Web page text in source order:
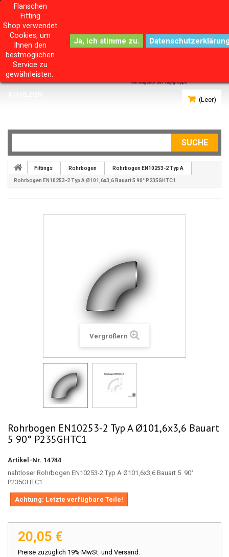
(Leer)
SUCHE
Flanschen
Fitting
Shop verwendet
Cookies, um
Ihnen den
bestmöglichen
Service zu
gewährleisten.
Fittings Rohrbogen Rohrbogen EN10253-2 Typ A
Rohrbogen EN10253-2 Typ A Ø101,6x3,6 Bauart 5 90° P235GHTC1
Vergrößern
Rohrbogen EN10253-2 Typ A Ø101,6x3,6 Bauart
5 90° P235GHTC1
Artikel-Nr. 14744
nahtloser Rohrbogen EN10253-2 Typ A Ø101,6x3,6 Bauart 5 90°
P235GHTC1
Achtung: Letzte verfügbare Teile!
20,05 €
Preise zuzüglich 19% MwSt. und Versand.